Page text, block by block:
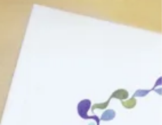
書｜關於《你並不平凡》